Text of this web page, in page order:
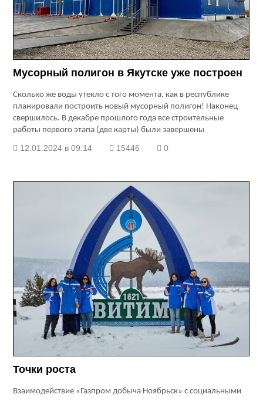
Мусорный полигон в Якутске уже построен
Сколько же воды утекло с того момента, как в республике
планировали построить новый мусорный полигон! Наконец
свершилось. В декабре прошлого года все строительные
работы первого этапа (две карты) были завершены
12.01.2024 в 09:14 15446 0
Точки роста
Взаимодействие «Газпром добыча Ноябрьск» с социальными